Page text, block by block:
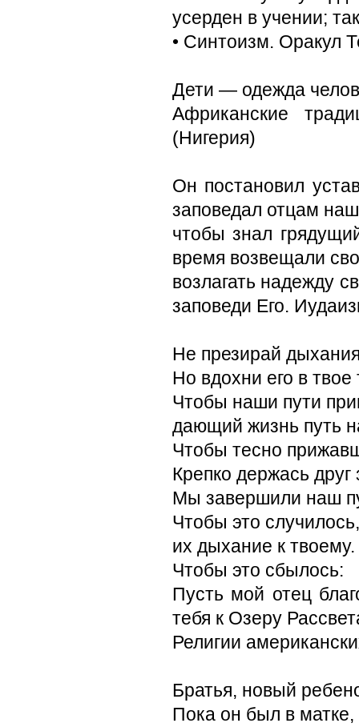
усерден в учении;
• Синтоизм. Оракул
Дети — одежда
Африканские
(Нигерия)
Он постановил
заповедал отцам
чтобы знал
время возвещали
возлагать надежду
заповеди Его.
Не презирай
Но вдохни его в твое
Чтобы наши пути
дающий жизнь путь
Чтобы тесно
Крепко держась друг
Мы завершили наш
Чтобы это
их дыхание к твоему.
Чтобы это сбылось:
Пусть мой отец
тебя к Озеру
Религии
Братья, новый
Пока он был в